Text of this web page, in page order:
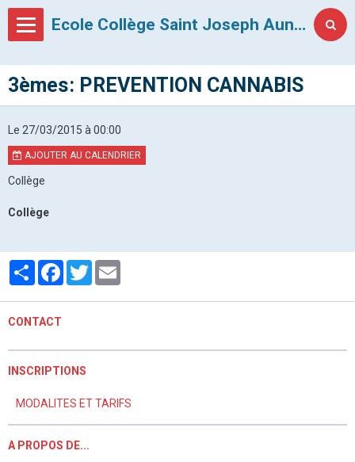
Ecole Collège Saint Joseph Auneau
3èmes: PREVENTION CANNABIS
Le 27/03/2015 à 00:00
AJOUTER AU CALENDRIER
Collège
Collège
PartagerFacebook
Twitter
CONTACT
INSCRIPTIONS
MODALITES ET TARIFS
A PROPOS DE...